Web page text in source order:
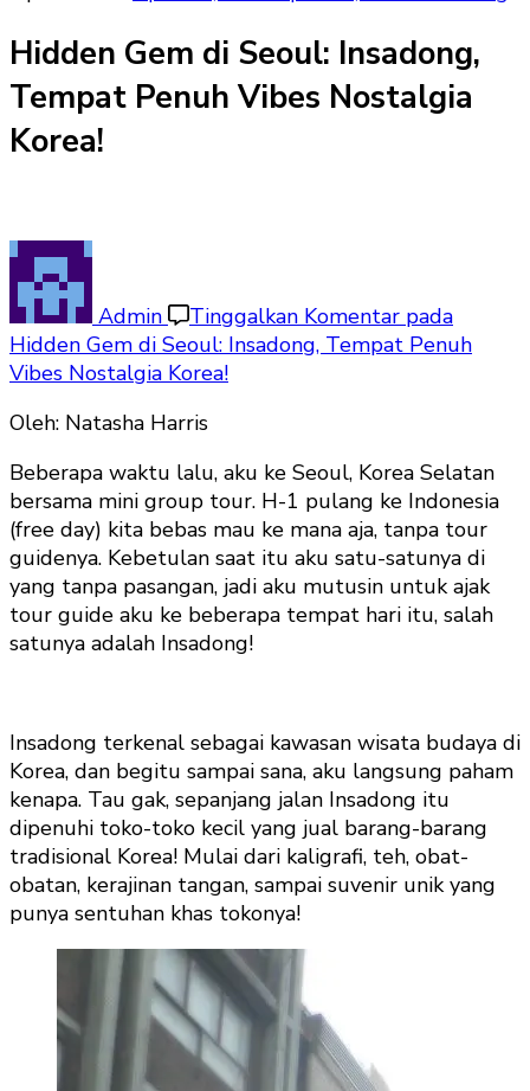
Hidden Gem di Seoul: Insadong,
Tempat Penuh Vibes Nostalgia
Korea!
Admin Tinggalkan Komentar pada
Hidden Gem di Seoul: Insadong, Tempat Penuh
Vibes Nostalgia Korea!
Oleh: Natasha Harris
Beberapa waktu lalu, aku ke Seoul, Korea Selatan
bersama mini group tour. H-1 pulang ke Indonesia
(free day) kita bebas mau ke mana aja, tanpa tour
guidenya. Kebetulan saat itu aku satu-satunya di
yang tanpa pasangan, jadi aku mutusin untuk ajak
tour guide aku ke beberapa tempat hari itu, salah
satunya adalah Insadong!
Insadong terkenal sebagai kawasan wisata budaya di
Korea, dan begitu sampai sana, aku langsung paham
kenapa. Tau gak, sepanjang jalan Insadong itu
dipenuhi toko-toko kecil yang jual barang-barang
tradisional Korea! Mulai dari kaligrafi, teh, obat-
obatan, kerajinan tangan, sampai suvenir unik yang
punya sentuhan khas tokonya!